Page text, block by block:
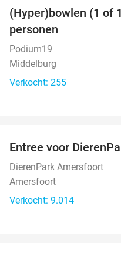
(Hyper)bowlen (1 of
personen
Podium19
Middelburg
Verkocht: 255
Entree voor
DierenPark Amersfoort
Amersfoort
Verkocht: 9.014